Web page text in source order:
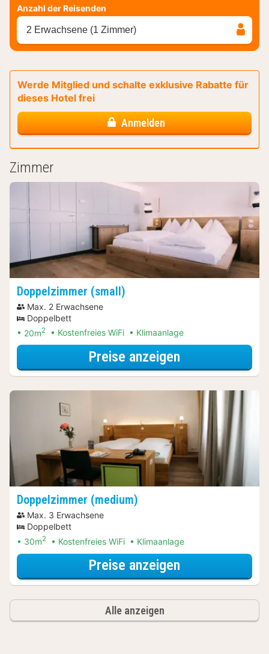
Anzahl der Reisenden
2 Erwachsene (1 Zimmer)
Werde Mitglied und schalte exklusive Rabatte für
dieses Hotel frei
Anmelden
Zimmer
Doppelzimmer (small)
Max. 2 Erwachsene
Doppelbett
20m2 Kostenfreies WiFi Klimaanlage
Preise anzeigen
Doppelzimmer (medium)
Max. 3 Erwachsene
Doppelbett
30m2 Kostenfreies WiFi Klimaanlage
Preise anzeigen
Alle anzeigen